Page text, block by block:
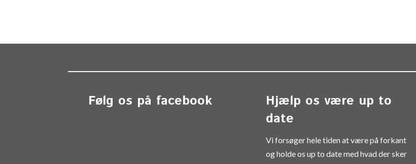
Følg os på facebook
Hjælp os være up to
date
Vi forsøger hele tiden at være på forkant
og holde os up to date med hvad der sker